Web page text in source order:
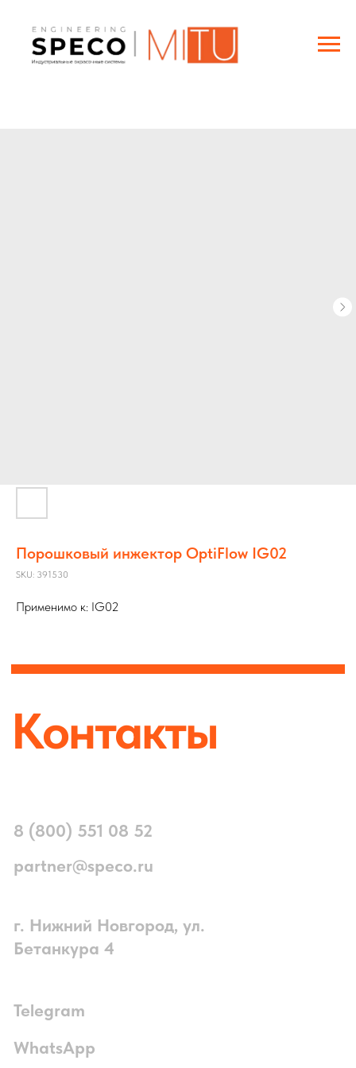
Порошковый инжектор OptiFlow IG02
SKU: 391530
Применимо к: IG02
Контакты
г. Нижний Новгород, ул.
Бетанкура 4
Telegram
WhatsApp
partner@speco.ru